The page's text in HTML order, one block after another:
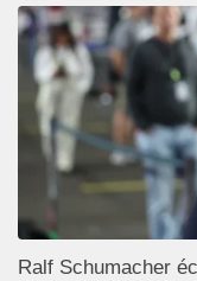
Ralf Schumacher